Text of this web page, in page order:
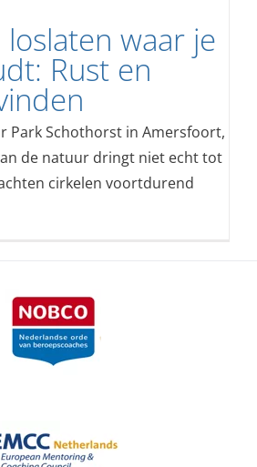
waar je
Rust en
Park Schothorst in Amersfoort,
de natuur dringt niet echt tot
cirkelen voortdurend